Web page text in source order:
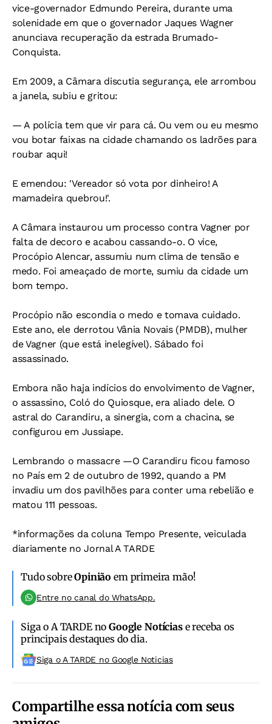
vice-governador Edmundo Pereira, durante uma
solenidade em que o governador Jaques Wagner
anunciava recuperação da estrada Brumado-
Conquista.
Em 2009, a Câmara discutia segurança, ele arrombou
a janela, subiu e gritou:
— A polícia tem que vir para cá. Ou vem ou eu mesmo
vou botar faixas na cidade chamando os ladrões para
roubar aqui!
E emendou: 'Vereador só vota por dinheiro! A
mamadeira quebrou!'.
A Câmara instaurou um processo contra Vagner por
falta de decoro e acabou cassando-o. O vice,
Procópio Alencar, assumiu num clima de tensão e
medo. Foi ameaçado de morte, sumiu da cidade um
bom tempo.
Procópio não escondia o medo e tomava cuidado.
Este ano, ele derrotou Vânia Novais (PMDB), mulher
de Vagner (que está inelegível). Sábado foi
assassinado.
Embora não haja indícios do envolvimento de Vagner,
o assassino, Coló do Quiosque, era aliado dele. O
astral do Carandiru, a sinergia, com a chacina, se
configurou em Jussiape.
Lembrando o massacre —O Carandiru ficou famoso
no País em 2 de outubro de 1992, quando a PM
invadiu um dos pavilhões para conter uma rebelião e
matou 111 pessoas.
*informações da coluna Tempo Presente, veiculada
diariamente no Jornal A TARDE
Tudo sobreOpinião em primeira mão!
Entre no canal do WhatsApp.
Siga o A TARDE noGoogle Notíciase receba os
principais destaques do dia.
Siga o A TARDE no Google Noticias
Compartilhe essa notícia com seus